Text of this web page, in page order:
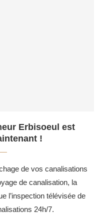
Erbisoeul est
!
de vos canalisations
de canalisation, la
l’inspection télévisée de
24h/7.